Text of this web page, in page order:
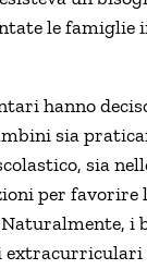
le
hanno
sia
sia
per favorire
Naturalmente, i
extracurriculari